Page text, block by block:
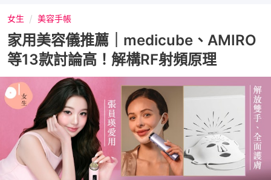
女生 美容手帳
家用美容儀推薦｜medicube、AMIRO
等13款討論高！解構RF射頻原理